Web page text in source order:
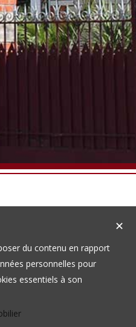
✕
du contenu en rapport
personnelles pour
essentiels à son